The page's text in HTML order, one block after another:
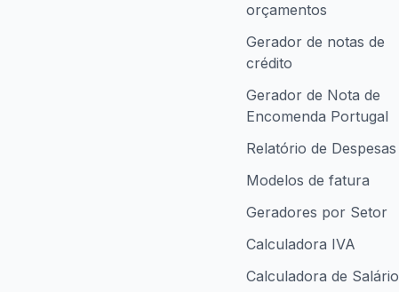
orçamentos
Gerador de notas de
crédito
Gerador de Nota de
Encomenda Portugal
Relatório de Despesas
Modelos de fatura
Geradores por Setor
Calculadora IVA
Calculadora de Salário